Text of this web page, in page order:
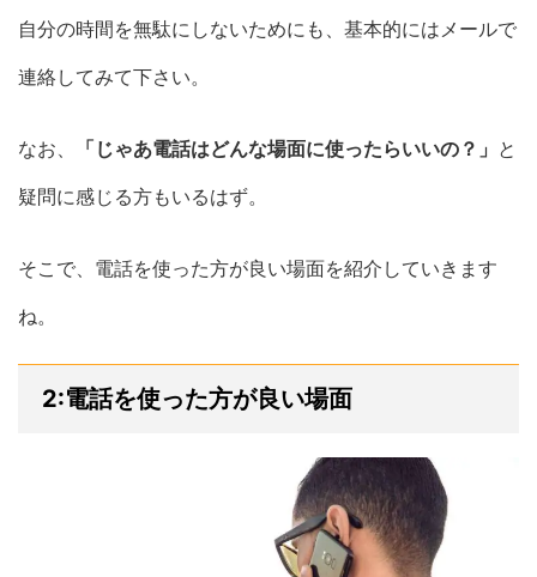
自分の時間を無駄にしないためにも、基本的にはメールで
連絡してみて下さい。
なお、 「じゃあ電話はどんな場面に使ったらいいの？」 と
疑問に感じる方もいるはず。
そこで、電話を使った方が良い場面を紹介していきます
ね。
2:電話を使った方が良い場面